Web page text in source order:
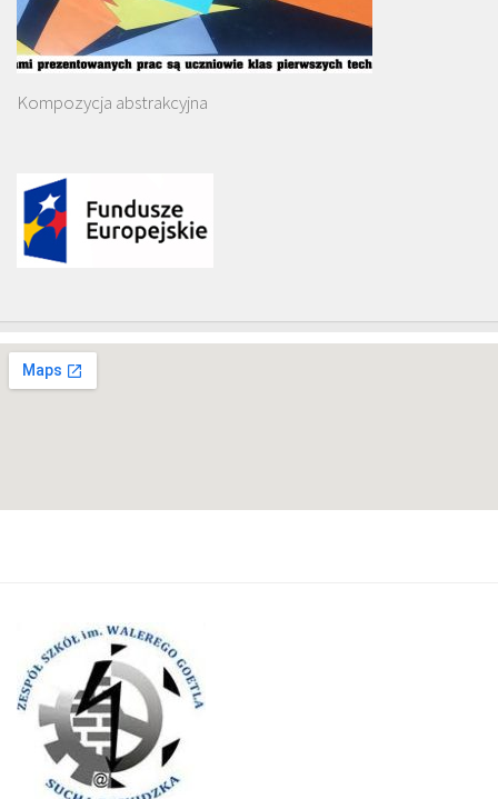
Kompozycja abstrakcyjna